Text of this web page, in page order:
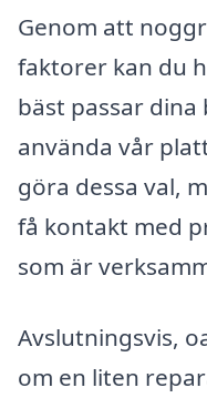
Genom att
faktorer kan du
bäst passar dina
använda vår
göra dessa val,
få kontakt med
som är
Avslutningsvis,
om en liten